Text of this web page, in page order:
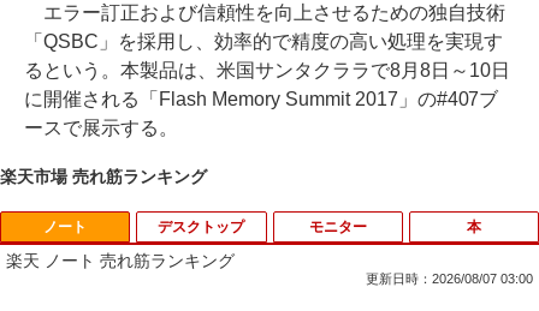
エラー訂正および信頼性を向上させるための独自技術
「QSBC」を採用し、効率的で精度の高い処理を実現す
るという。本製品は、米国サンタクララで8月8日～10日
に開催される「Flash Memory Summit 2017」の#407ブ
ースで展示する。
楽天市場 売れ筋ランキング
ノート
楽天 ノート 売れ筋ランキング
更新日時：2026/08/07 03:00
デスクトップ モニター 本